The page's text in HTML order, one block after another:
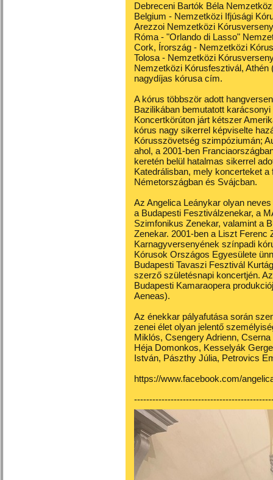
Debreceni Bartók Béla
Belgium - Nemzetközi Ifjúsági
Arezzoi Nemzetközi
Róma - "Orlando di Lasso"
Cork, Írország - Nemzetközi
Tolosa - Nemzetközi
Nemzetközi Kórusfesztivál,
nagydíjas kórusa cím.
A kórus többször adott
Bazilikában bemutatott
Koncertkörúton járt kétszer
kórus nagy sikerrel képviselte
Kórusszövetség szimpóziumán;
ahol, a 2001-ben
keretén belül hatalmas sikerrel
Katedrálisban, mely koncerteket
Németországban és Svájcban.
Az Angelica Leánykar olyan
a Budapesti Fesztiválzenekar, a
Szimfonikus Zenekar, valamint a
Zenekar. 2001-ben a Liszt
Karnagyversenyének színpadi
Kórusok Országos Egyesülete
Budapesti Tavaszi Fesztivál
szerző születésnapi koncertjén.
Budapesti Kamaraopera
Aeneas).
Az énekkar pályafutása során
zenei élet olyan jelentő
Miklós, Csengery Adrienn,
Héja Domonkos, Kesselyák
István, Pászthy Júlia, Petrovics
https://www.facebook.com/